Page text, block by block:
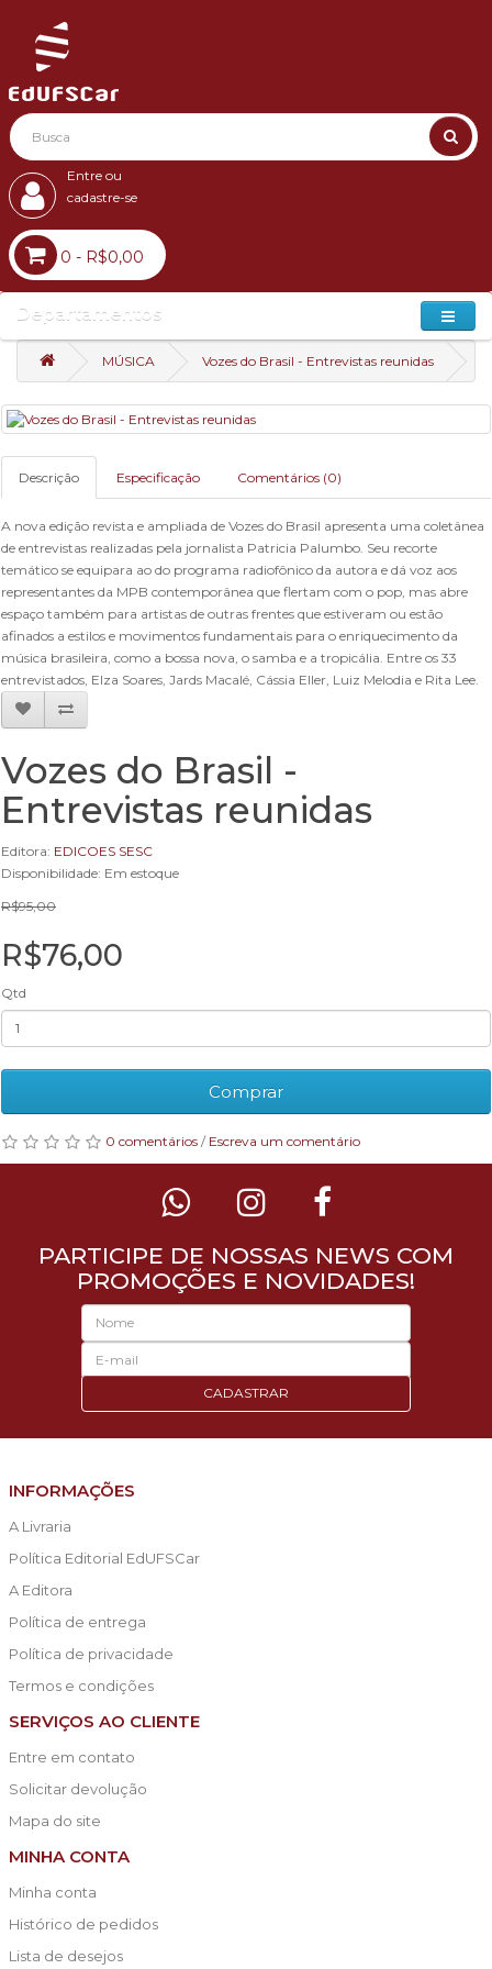
Entre ou
cadastre-se
0 - R$0,00
Departamentos
MÚSICA Vozes do Brasil - Entrevistas reunidas
Descrição Especificação Comentários (0)
A nova edição revista e ampliada de Vozes do Brasil apresenta uma coletânea
de entrevistas realizadas pela jornalista Patricia Palumbo. Seu recorte
temático se equipara ao do programa radiofônico da autora e dá voz aos
representantes da MPB contemporânea que flertam com o pop, mas abre
espaço também para artistas de outras frentes que estiveram ou estão
afinados a estilos e movimentos fundamentais para o enriquecimento da
música brasileira, como a bossa nova, o samba e a tropicália. Entre os 33
entrevistados, Elza Soares, Jards Macalé, Cássia Eller, Luiz Melodia e Rita Lee.
Vozes do Brasil -
Entrevistas reunidas
Editora: EDICOES SESC
Disponibilidade: Em estoque
R$95,00
R$76,00
Qtd
Comprar
0 comentários / Escreva um comentário
PARTICIPE DE NOSSAS NEWS COM
PROMOÇÕES E NOVIDADES!
CADASTRAR
INFORMAÇÕES
A Livraria
Política Editorial EdUFSCar
A Editora
Política de entrega
Política de privacidade
Termos e condições
SERVIÇOS AO CLIENTE
Entre em contato
Solicitar devolução
Mapa do site
MINHA CONTA
Minha conta
Histórico de pedidos
Lista de desejos